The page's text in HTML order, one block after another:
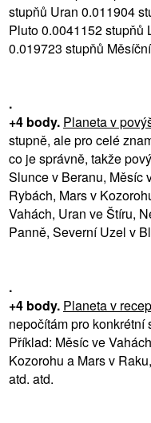
stupňů Uran 0.011904
Pluto 0.0041152 stupňů
0.019723 stupňů
.
+4 body. Planeta v
stupně, ale pro celé
co je správně, takže
Slunce v Beranu, Měsíc
Rybách, Mars v
Vahách, Uran ve Štíru,
Panně, Severní Uzel v
.
+4 body. Planeta v
nepočítám pro konkrétní
Příklad: Měsíc ve
Kozorohu a Mars v
atd. atd.